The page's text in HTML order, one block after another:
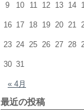
« 4月
9 10 11 12 13 14
16 17 18 19 20 21
23 24 25 26 27 28
30 31
最近の投稿